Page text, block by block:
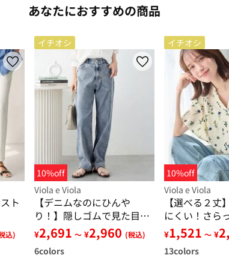
あなたにおすすめの商品
ト
込)
イチオシ
10%off
Viola e Viola
【デニムなのにひんや
り！】隠しゴムで見た目す
っきり！ストレッチ楽ちん
デニム
¥2,691 ～ ¥2,960 (税込)
6colors
イチオシ
10%off
Viola e Viola
【選べる２丈
にくい！さら
アスリーブブ
¥1,521 ～ ¥
13colors